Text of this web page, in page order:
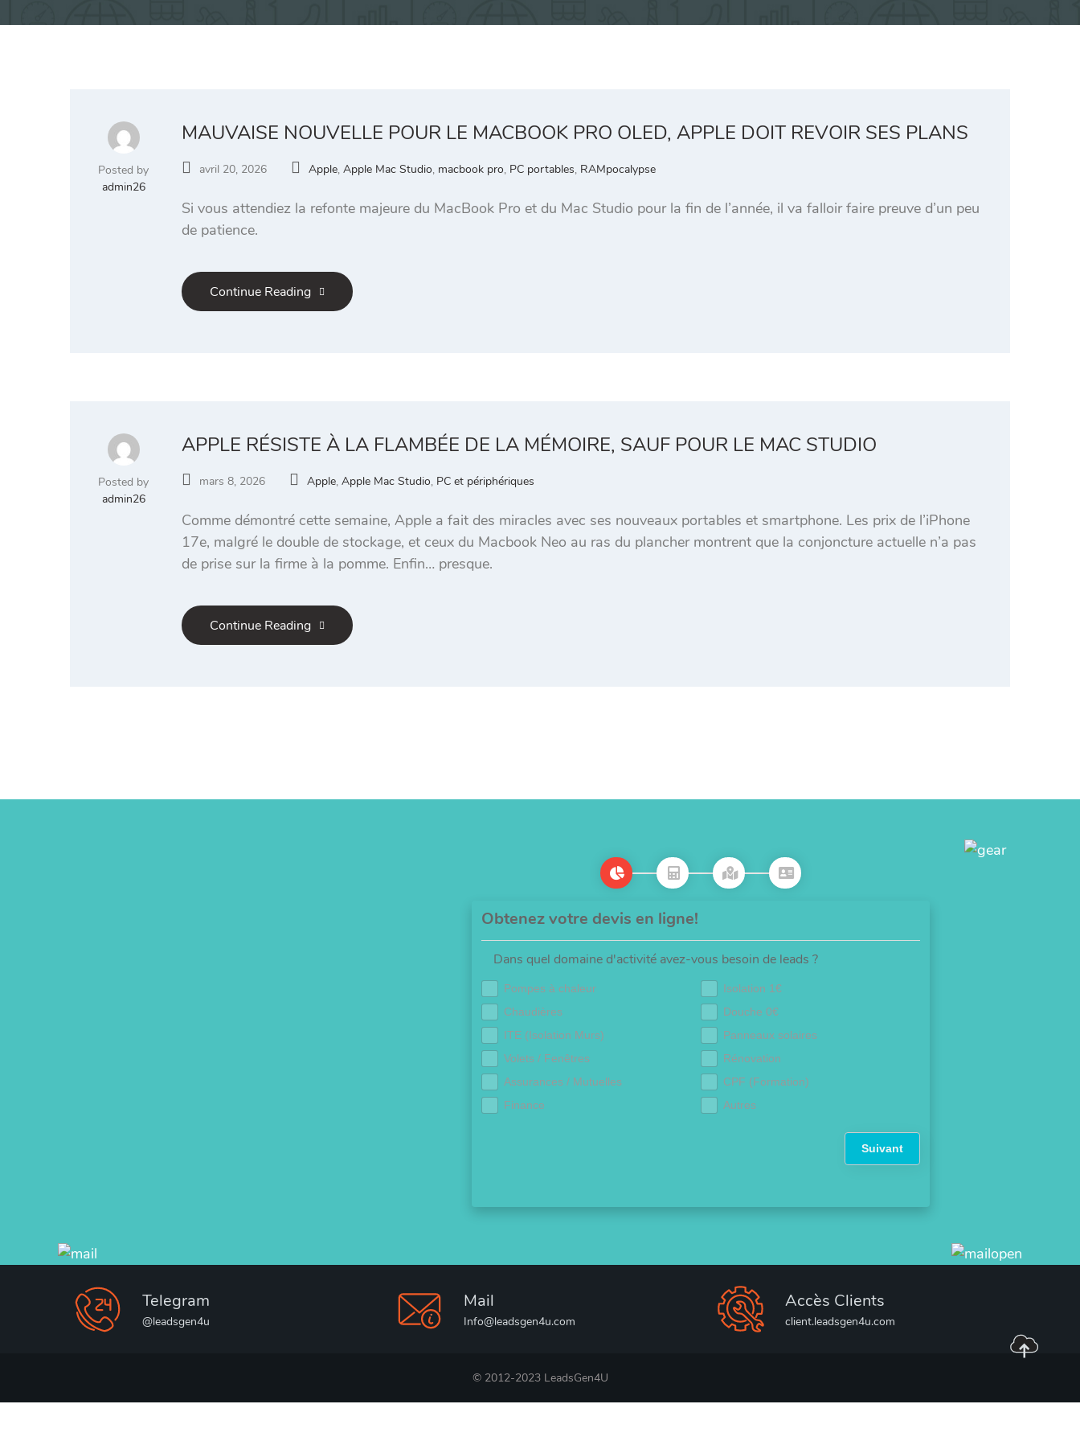
Posted by
admin26
MAUVAISE NOUVELLE POUR LE MACBOOK PRO OLED, APPLE DOIT REVOIR SES PLANS
avril 20, 2026 Apple, Apple Mac Studio, macbook pro, PC portables, RAMpocalypse
Si vous attendiez la refonte majeure du MacBook Pro et du Mac Studio pour la fin de l’année, il va falloir faire preuve d’un peu
de patience.
Continue Reading
Posted by
admin26
APPLE RÉSISTE À LA FLAMBÉE DE LA MÉMOIRE, SAUF POUR LE MAC STUDIO
mars 8, 2026 Apple, Apple Mac Studio, PC et périphériques
Comme démontré cette semaine, Apple a fait des miracles avec ses nouveaux portables et smartphone. Les prix de l’iPhone
17e, malgré le double de stockage, et ceux du Macbook Neo au ras du plancher montrent que la conjoncture actuelle n’a pas
de prise sur la firme à la pomme. Enfin… presque.
Continue Reading
Obtenez votre devis en ligne!
Dans quel domaine d'activité avez-vous besoin de leads ?
Pompes à chaleur
Isolation 1€
Chaudières
Douche 0€
ITE (Isolation Murs)
Panneaux solaires
Volets / Fenêtres
Rénovation
Assurances / Mutuelles
CPF (Formation)
Finance
Autres
Suivant
Telegram
@leadsgen4u
Mail
Info@leadsgen4u.com
Accès Clients
client.leadsgen4u.com
© 2012-2023 LeadsGen4U